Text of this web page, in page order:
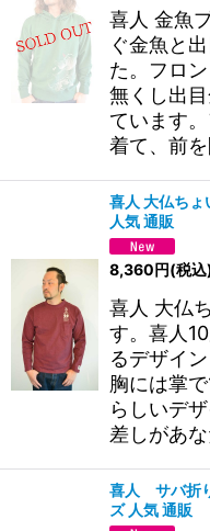
喜人 金魚
ぐ金魚と
た。フロ
無くし出
ています
着て、前
喜人 大仏ちょ
人気 通販
8,360円(税込
喜人 大仏
す。喜人
るデザイ
胸には掌
らしいデ
差しがあ
喜人 サバ折
ズ 人気 通販